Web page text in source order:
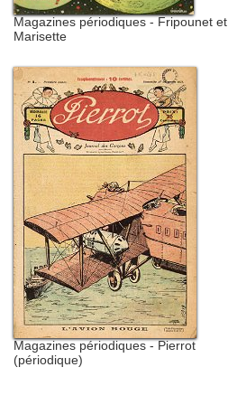
Magazines périodiques - Fripounet et
Marisette
Magazines périodiques - Pierrot
(périodique)